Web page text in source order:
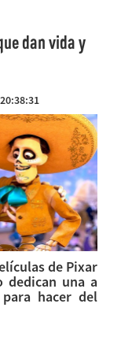
dan vida y
de Pixar
dedican una a
hacer del